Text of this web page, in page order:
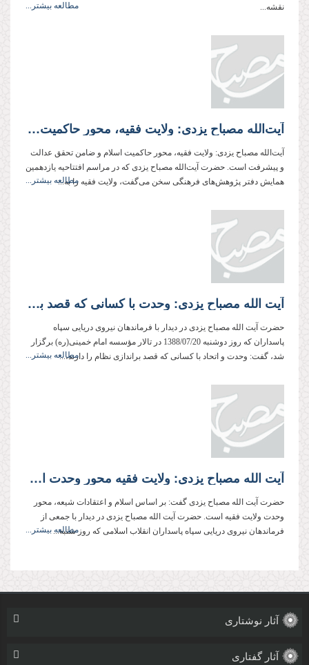
نقشه‌...
مطالعه بیشتر...
آیت‌الله مصباح یزدی: ولایت فقیه، محور حاكمیت اسلام و ضامن تحقق عدالت و پیشرفت است.
آیت‌الله مصباح یزدی: ولایت فقیه، محور حاكمیت اسلام و ضامن تحقق عدالت
و پیشرفت است. حضرت آیت‌الله مصباح یزدی كه در مراسم افتتاحیه یازدهمین
همایش دفتر پژوهش‌های فرهنگی سخن می‌گفت، ولایت فقیه را به...مطالعه بیشتر...
آیت الله مصباح یزدی: وحدت با كسانی كه قصد براندازی نظام را دارند، بی معناست
حضرت آیت الله مصباح یزدی در دیدار با فرماندهان نیروی دریایی سپاه
پاسداران كه روز دوشنبه 1388/07/20 در تالار مؤسسه امام خمینی(ره) برگزار
شد، گفت: وحدت و اتحاد با كسانی كه قصد براندازی نظام را دارند،...مطالعه بیشتر...
آیت الله مصباح یزدی: ولایت فقیه محور وحدت است.
حضرت آیت الله مصباح یزدی گفت: بر اساس اسلام و اعتقادات شیعه، محور
وحدت ولایت فقیه است. حضرت آیت الله مصباح یزدی در دیدار با جمعی از
فرماندهان نیروی دریایی سپاه پاسداران انقلاب اسلامی که روز شنبه...مطالعه بیشتر...
آثار نوشتاری
آثار گفتاری